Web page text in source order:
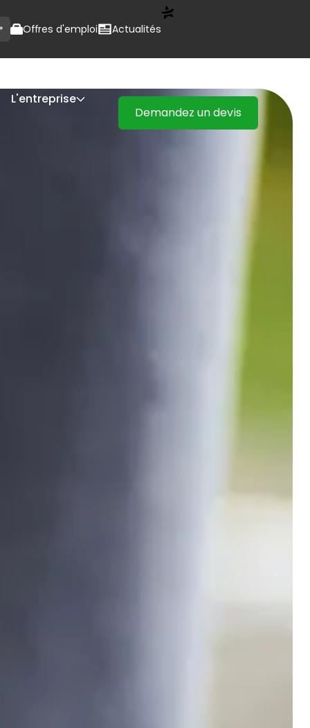
Offres d'emploi Actualités
L'entreprise
Demandez un devis